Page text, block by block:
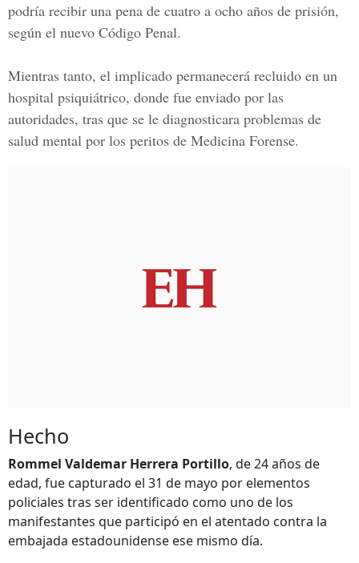
podría recibir una pena de cuatro a ocho años de prisión,
según el nuevo Código Penal.
Mientras tanto, el implicado permanecerá recluido en un
hospital psiquiátrico, donde fue enviado por las
autoridades, tras que se le diagnosticara problemas de
salud mental por los peritos de Medicina Forense.
Hecho
Rommel Valdemar Herrera Portillo, de 24 años de
edad, fue capturado el 31 de mayo por elementos
policiales tras ser identificado como uno de los
manifestantes que participó en el atentado contra la
embajada estadounidense ese mismo día.